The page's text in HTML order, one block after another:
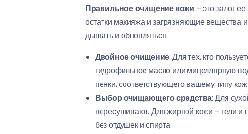
Правильное очищение кожи – это залог
остатки макияжа и загрязняющие вещества
дышать и обновляться.
Двойное очищение: Для тех, кто
гидрофильное масло или мицеллярную
пенки, соответствующего вашему типу
Выбор очищающего средства: Для
пересушивают. Для жирной кожи – гели и
без отдушек и спирта.